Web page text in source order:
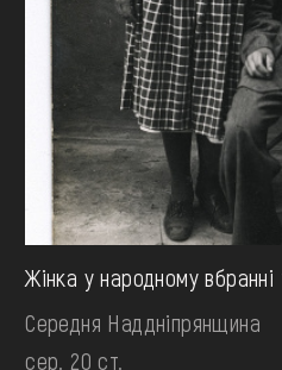
Жінка у народному вбранні
Середня Наддніпрянщина
сер. 20 ст.